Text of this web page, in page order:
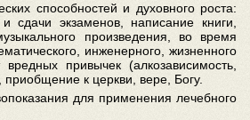
способностей и духовного роста:
сдачи экзаменов, написание книги,
произведения, во время
инженерного, жизненного
привычек (алкозависимость,
к церкви, вере, Богу.
для применения лечебного